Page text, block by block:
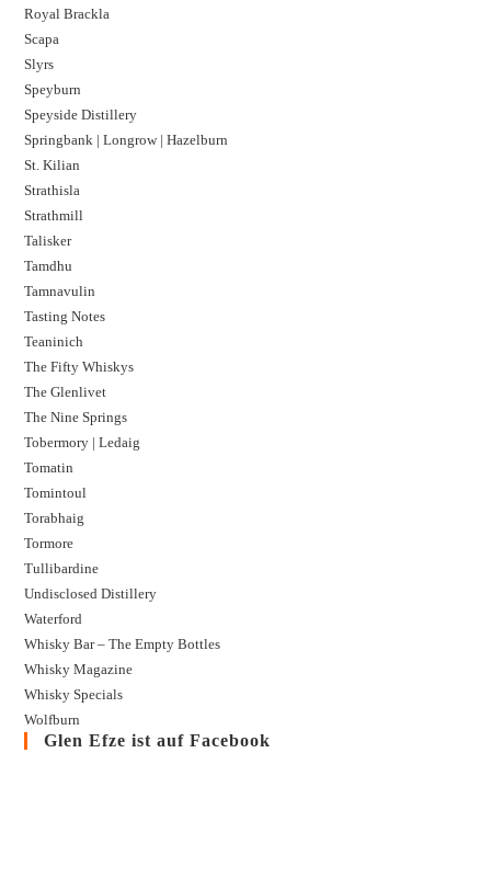
Royal Brackla
Scapa
Slyrs
Speyburn
Speyside Distillery
Springbank | Longrow | Hazelburn
St. Kilian
Strathisla
Strathmill
Talisker
Tamdhu
Tamnavulin
Tasting Notes
Teaninich
The Fifty Whiskys
The Glenlivet
The Nine Springs
Tobermory | Ledaig
Tomatin
Tomintoul
Torabhaig
Tormore
Tullibardine
Undisclosed Distillery
Waterford
Whisky Bar – The Empty Bottles
Whisky Magazine
Whisky Specials
Wolfburn
Glen Efze ist auf Facebook